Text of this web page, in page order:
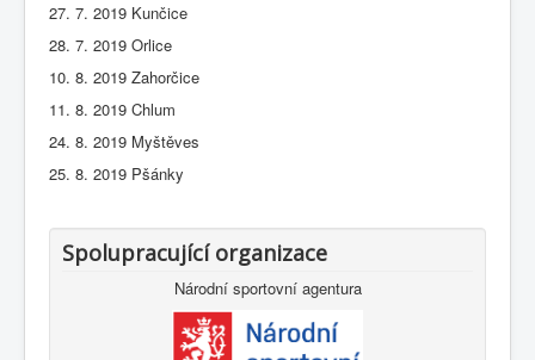
27. 7. 2019 Kunčice
28. 7. 2019 Orlice
10. 8. 2019 Zahorčice
11. 8. 2019 Chlum
24. 8. 2019 Myštěves
25. 8. 2019 Pšánky
Spolupracující organizace
Národní sportovní agentura